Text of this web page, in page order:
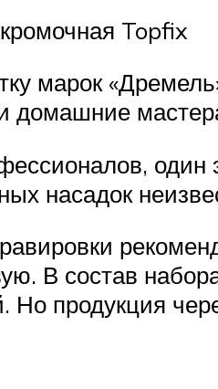
Topfix
марок
домашние
один
насадок
В состав
Но продукция